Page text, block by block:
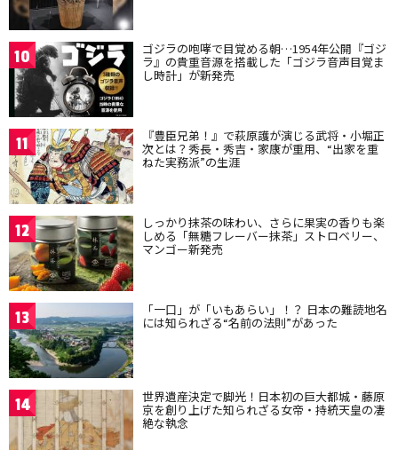
10 ゴジラの咆哮で目覚める朝…1954年公開『ゴジ
ラ』の貴重音源を搭載した「ゴジラ音声目覚ま
し時計」が新発売
11 『豊臣兄弟！』で萩原護が演じる武将・小堀正
次とは？秀長・秀吉・家康が重用、“出家を重
ねた実務派”の生涯
12 しっかり抹茶の味わい、さらに果実の香りも楽
しめる「無糖フレーバー抹茶」ストロベリー、
マンゴー新発売
13 「一口」が「いもあらい」！？ 日本の難読地名
には知られざる“名前の法則”があった
14 世界遺産決定で脚光！日本初の巨大都城・藤原
京を創り上げた知られざる女帝・持統天皇の凄
絶な執念